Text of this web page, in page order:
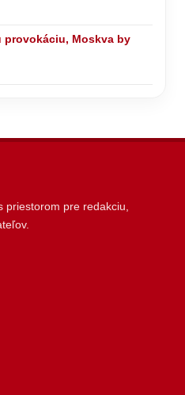
provokáciu, Moskva by
priestorom pre redakciu,